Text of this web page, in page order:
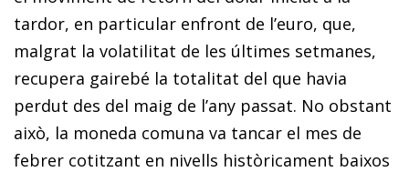
tardor, en particular enfront de l’euro, que,
malgrat la volatilitat de les últimes setmanes,
recupera gairebé la totalitat del que havia
perdut des del maig de l’any passat. No obstant
això, la moneda comuna va tancar el mes de
febrer cotitzant en nivells històricament baixos